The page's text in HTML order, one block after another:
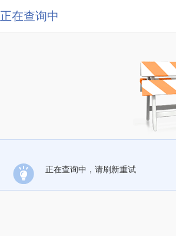
正在查询中
正在查询中，请刷新重试